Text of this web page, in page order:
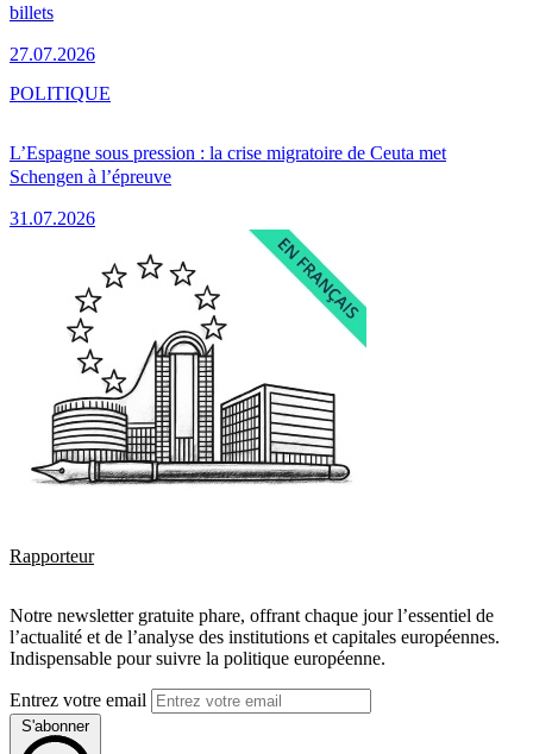
billets
27.07.2026
L’Espagne sous pression : la crise migratoire de Ceuta met
Schengen à l’épreuve
31.07.2026
POLITIQUE
Rapporteur
Notre newsletter gratuite phare, offrant chaque jour l’essentiel de
l’actualité et de l’analyse des institutions et capitales européennes.
Indispensable pour suivre la politique européenne.
Entrez votre email
S'abonner